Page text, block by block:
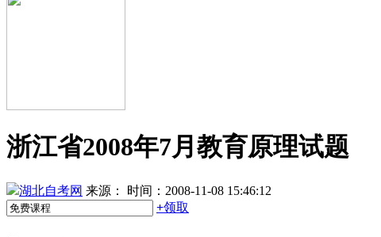
浙江省2008年7月教育原理试题
湖北自考网 来源：
时间：2008-11-08 15:46:12
+领取